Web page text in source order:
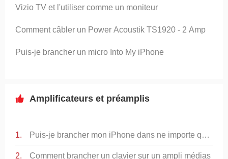
Vizio TV et l'utiliser comme un moniteur
Comment câbler un Power Acoustik TS1920 - 2 Amp
Puis-je brancher un micro Into My iPhone
Amplificateurs et préamplis
Puis-je brancher mon iPhone dans ne importe quel iTunes
Comment brancher un clavier sur un ampli médias